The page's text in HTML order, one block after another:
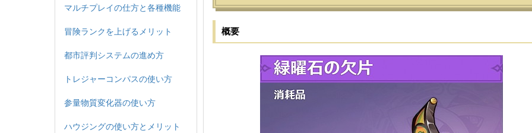
マルチプレイの仕方と各種機能
冒険ランクを上げるメリット
都市評判システムの進め方
トレジャーコンパスの使い方
参量物質変化器の使い方
ハウジングの使い方とメリット
概要